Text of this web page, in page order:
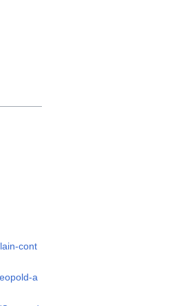
cont
a